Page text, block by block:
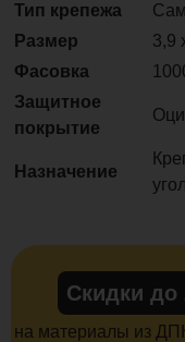
Тип крепежа
Размер
3,9
Фасовка
Защитное
покрытие
Назначение
Скидки до
на материалы из